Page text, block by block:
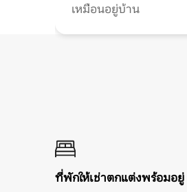
เหมือนอยู่บ้าน
ที่พักให้เช่าตกแต่งพร้อมอยู่